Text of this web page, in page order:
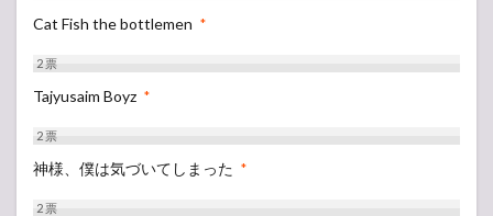
Cat Fish the bottlemen *
2票
Tajyusaim Boyz *
2票
神様、僕は気づいてしまった *
2票